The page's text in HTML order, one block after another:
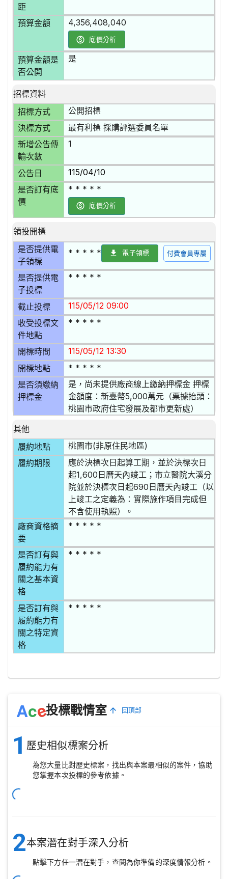
距
預算金額 4,356,408,040
底價分析
預算金額是
否公開
是
招標資料
招標方式
公開招標
決標方式 最有利標 採購評選委員名單
新增公告傳
輸次數
1
公告日 115/04/10
是否訂有底
價
* * * * *
底價分析
領投開標
是否提供電
子領標
* * * * * 電子領標 付費會員專屬
是否提供電
子投標
* * * * *
截止投標 115/05/12 09:00
收受投標文
件地點
* * * * *
開標時間 115/05/12 13:30
開標地點 * * * * *
是否須繳納
押標金
是，尚未提供廠商線上繳納押標金 押標
金額度：新臺幣5,000萬元（票據抬頭：
桃園市政府住宅發展及都市更新處）
其他
履約地點
桃園市(非原住民地區)
履約期限
應於決標次日起算工期，並於決標次日
起1,600日曆天內竣工；市立醫院大溪分
院並於決標次日起690日曆天內竣工（以
上竣工之定義為：實際施作項目完成但
不含使用執照）。
廠商資格摘
要
* * * * *
是否訂有與
履約能力有
關之基本資
格
* * * * *
是否訂有與
履約能力有
關之特定資
格
* * * * *
Ace投標戰情室 回頂部
1 歷史相似標案分析
為您大量比對歷史標案，找出與本案最相似的案件，協助
您掌握本次投標的參考依據。
2本案潛在對手深入分析
點擊下方任一潛在對手，查閱為你準備的深度情報分析。